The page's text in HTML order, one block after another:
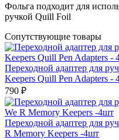
Фольга подходит для
ручкой Quill Foil
Сопутствующие товары
Переходной адаптер для
Keepers Quill Pen Adapters -
790 ₽
Переходной адаптер для
R Memory Keepers -4шт